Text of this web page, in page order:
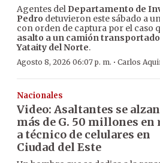
Agentes del Departamento de
Pedro detuvieron este sábado a
con orden de captura por el caso
asalto a un camión
Yataity del Norte.
Agosto 8, 2026 06:07 p. m. · Carlos
Nacionales
Video: Asaltantes se
más de G. 50 millones en
a técnico de celulares en
Ciudad del Este